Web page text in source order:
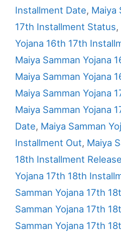
Installment Date, Maiya
17th Installment Status,
Yojana 16th 17th
Maiya Samman Yojana
Maiya Samman Yojana
Maiya Samman Yojana
Maiya Samman Yojana
Date, Maiya Samman
Installment Out, Maiya
18th Installment Release
Yojana 17th 18th
Samman Yojana 17th
Samman Yojana 17th
Samman Yojana 17th